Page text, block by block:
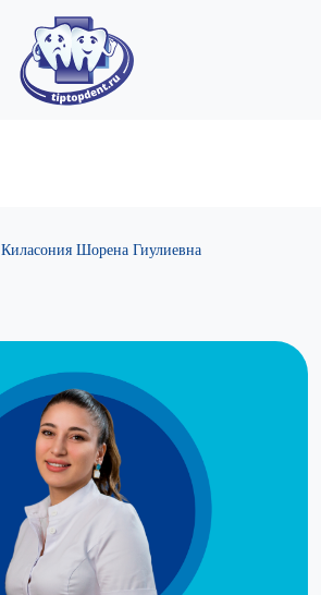
Группа стоматологических
центров «ТИП-ТОП»
Киласония Шорена Гиулиевна